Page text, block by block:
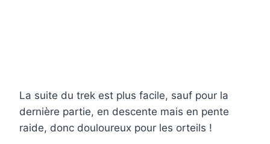
La suite du trek est plus facile, sauf pour la
dernière partie, en descente mais en pente
raide, donc douloureux pour les orteils !